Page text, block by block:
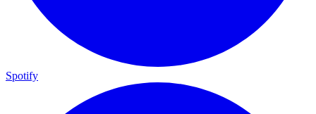
Spotify